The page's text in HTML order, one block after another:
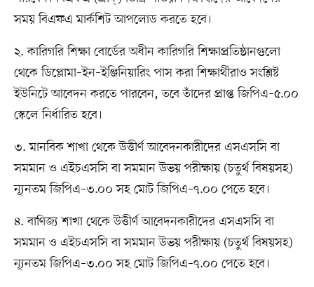
সময় বিএফএ মার্কশিট আপলোড করতে হবে।
২. কারিগরি শিক্ষা বোর্ডের অধীন কারিগরি শিক্ষাপ্রতিষ্ঠানগুলো
থেকে ডিপ্লোমা–ইন–ইঞ্জিনিয়ারিং পাস করা শিক্ষার্থীরাও সংশ্লিষ্ট
ইউনিটে আবেদন করতে পারবেন, তবে তাঁদের প্রাপ্ত জিপিএ–৫.০০
স্কেলে নির্ধারিত হবে।
৩. মানবিক শাখা থেকে উত্তীর্ণ আবেদনকারীদের এসএসসি বা
সমমান ও এইচএসসি বা সমমান উভয় পরীক্ষায় (চতুর্থ বিষয়সহ)
ন্যূনতম জিপিএ–৩.০০ সহ মোট জিপিএ–৭.০০ পেতে হবে।
৪. বাণিজ্য শাখা থেকে উত্তীর্ণ আবেদনকারীদের এসএসসি বা
সমমান ও এইচএসসি বা সমমান উভয় পরীক্ষায় (চতুর্থ বিষয়সহ)
ন্যূনতম জিপিএ–৩.০০ সহ মোট জিপিএ–৭.০০ পেতে হবে।